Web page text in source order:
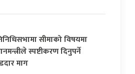
सीमाको विषयमा
स्पष्टीकरण दिनुपर्ने
माग